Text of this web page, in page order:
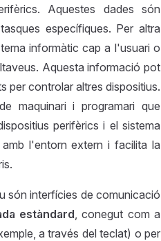
Aquestes dades són
específiques. Per altra
informàtic cap a l'usuari o
Aquesta informació pot
per controlar altres dispositius.
maquinari i programari que
perifèrics i el sistema
l'entorn extern i facilita la
són interfícies de comunicació
estàndard, conegut com a
a través del teclat) o per